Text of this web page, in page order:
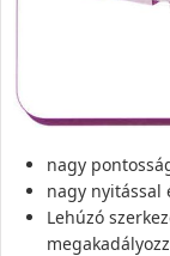
nagy
nagy nyitással
Lehúzó